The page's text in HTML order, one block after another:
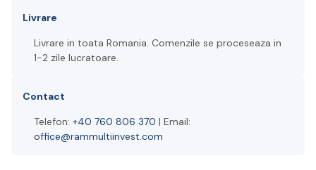
Livrare
Livrare in toata Romania. Comenzile se proceseaza in
1-2 zile lucratoare.
Contact
Telefon: +40 760 806 370 | Email:
office@rammultiinvest.com